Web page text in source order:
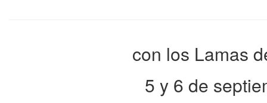
con los Lamas
5 y 6 de